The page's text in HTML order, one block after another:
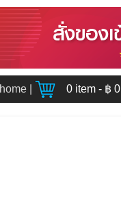
home 0 item - ฿